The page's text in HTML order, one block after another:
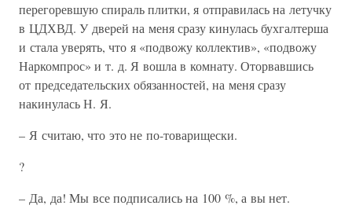
перегоревшую спираль плитки, я отправилась на летучку
в ЦДХВД. У дверей на меня сразу кинулась бухгалтерша
и стала уверять, что я «подвожу коллектив», «подвожу
Наркомпрос» и т. д. Я вошла в комнату. Оторвавшись
от председательских обязанностей, на меня сразу
накинулась Н. Я.
– Я считаю, что это не по-товарищески.
?
– Да, да! Мы все подписались на 100 %, а вы нет.